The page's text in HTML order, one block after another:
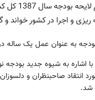
رئیس
ریزی و اجرا در کشور خواند
به عنوان عمل یک ساله
با اشاره به شیوه جدید
انتقاد صاحبنظران و
شد.